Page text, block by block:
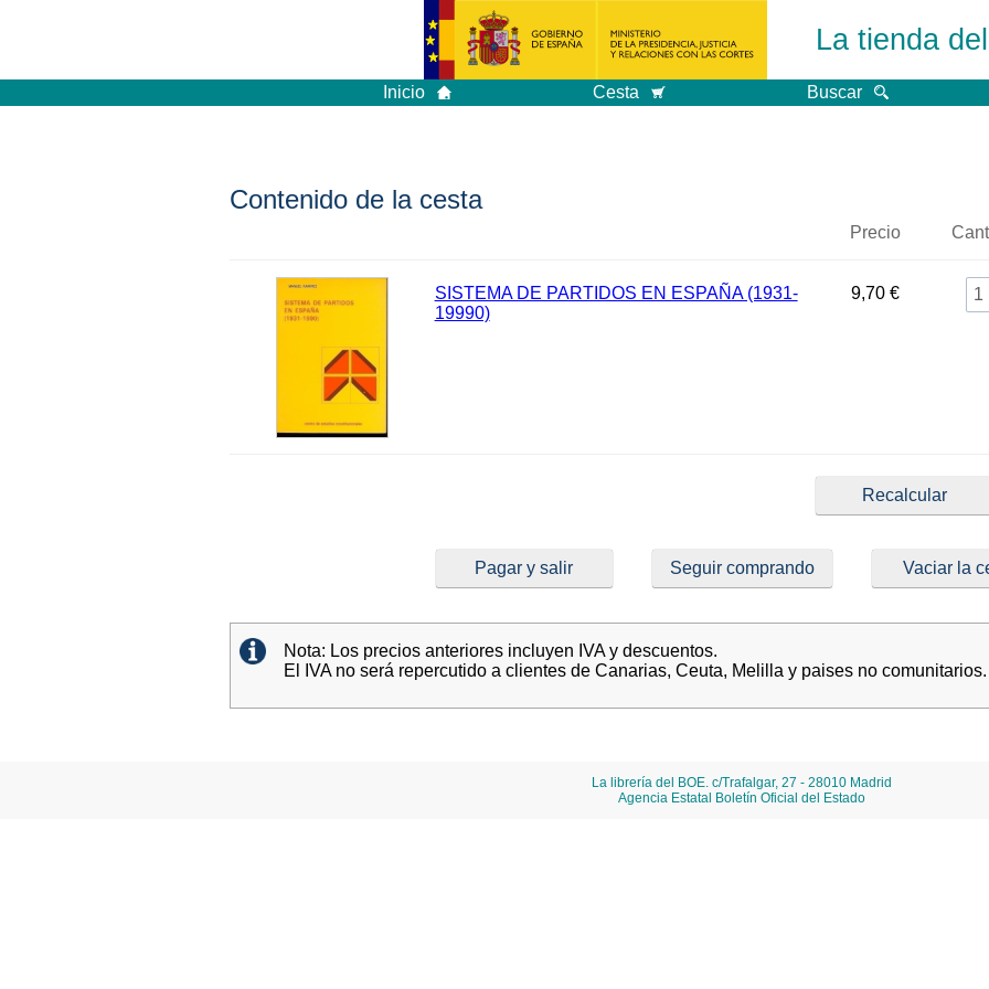
La tienda
Inicio Cesta Buscar
Contenido de la cesta
Precio
SISTEMA DE PARTIDOS EN ESPAÑA (1931-
19990)
9,70 €
Pagar y salir Seguir comprando Vaciar la
Nota: Los precios anteriores incluyen IVA y descuentos.
El IVA no será repercutido a clientes de Canarias, Ceuta, Melilla y paises no comunitarios.
La librería del BOE. c/Trafalgar, 27 - 28010 Madrid
Agencia Estatal Boletín Oficial del Estado